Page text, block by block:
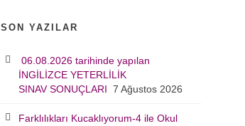
SON YAZILAR
06.08.2026 tarihinde yapılan
İNGİLİZCE YETERLİLİK
SINAV SONUÇLARI 7 Ağustos 2026
Farklılıkları Kucaklıyorum-4 ile Okul